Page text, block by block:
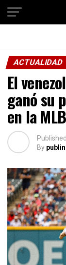
ACTUALIDAD
El
ganó su
en la MLB
Published
By